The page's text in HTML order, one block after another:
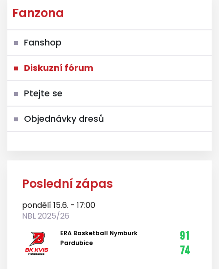
Fanzona
Fanshop
Diskuzní fórum
Ptejte se
Objednávky dresů
Poslední zápas
pondělí 15.6. - 17:00
NBL 2025/26
ERA Basketball Nymburk
Pardubice
91
74